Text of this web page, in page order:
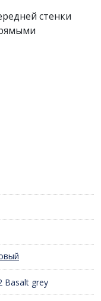
стенки
Basalt grey